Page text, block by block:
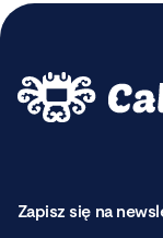
Zapisz się na